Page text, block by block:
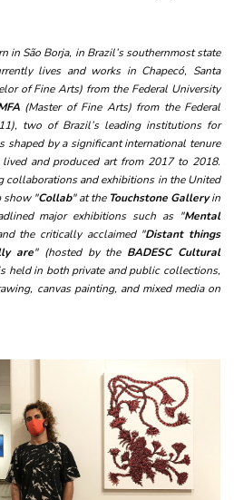
in São Borja, in Brazil’s southernmost state
lives and works in Chapecó, Santa
of Fine Arts) from the Federal University
(Master of Fine Arts) from the Federal
two of Brazil’s leading institutions for
shaped by a significant international tenure
and produced art from 2017 to 2018.
collaborations and exhibitions in the United
show "Collab" at the Touchstone Galleryin
major exhibitions such as "Mental
the critically acclaimed "Distant things
are" (hosted by the BADESC Cultural
held in both private and public collections,
canvas painting, and mixed media on